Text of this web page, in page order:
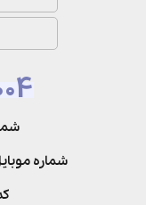
شماره